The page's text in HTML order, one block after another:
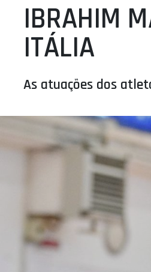
COMPETIÇÕES
ASSOCIAÇÕES
CLUBES
AGENTES
AGENDA
SELEÇÕES
MINIBASQUETE
ÁREA TÉCNICA
PROJETOS
IBRAHIM
ITÁLIA
As atuações dos